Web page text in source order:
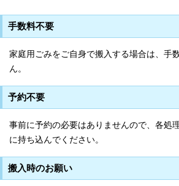
手数料不要
家庭用ごみをご自身で搬入する場合は、手
ん。
予約不要
事前に予約の必要はありませんので、各処
に持ち込んでください。
搬入時のお願い